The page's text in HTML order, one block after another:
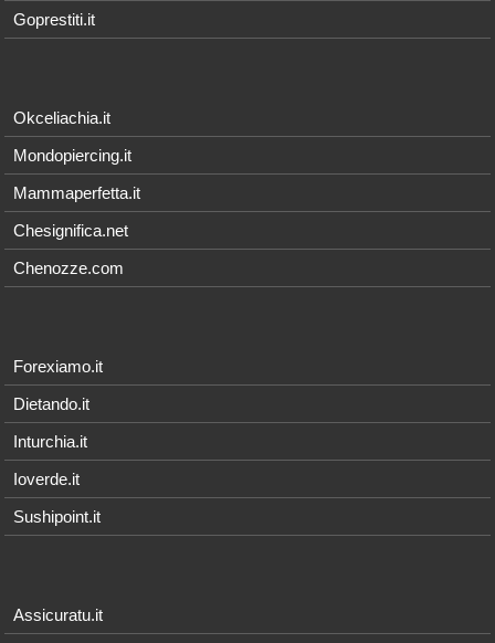
Goprestiti.it
Okceliachia.it
Mondopiercing.it
Mammaperfetta.it
Chesignifica.net
Chenozze.com
Forexiamo.it
Dietando.it
Inturchia.it
Ioverde.it
Sushipoint.it
Assicuratu.it